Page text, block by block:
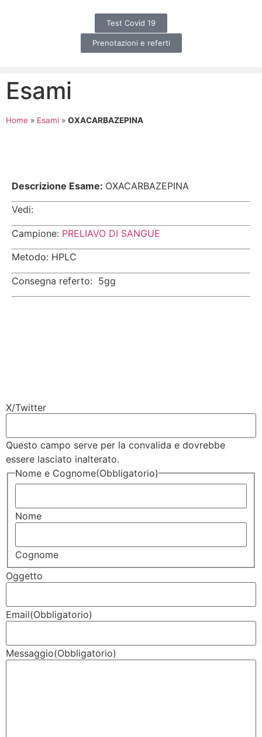
Test Covid 19
Prenotazioni e referti
Esami
Home » Esami » OXACARBAZEPINA
Descrizione Esame: OXACARBAZEPINA
Vedi:
Campione: PRELIAVO DI SANGUE
Metodo: HPLC
Consegna referto: 5gg
X/Twitter
Questo campo serve per la convalida e dovrebbe
essere lasciato inalterato.
Nome e Cognome(Obbligatorio)
Nome
Cognome
Oggetto
Email(Obbligatorio)
Messaggio(Obbligatorio)